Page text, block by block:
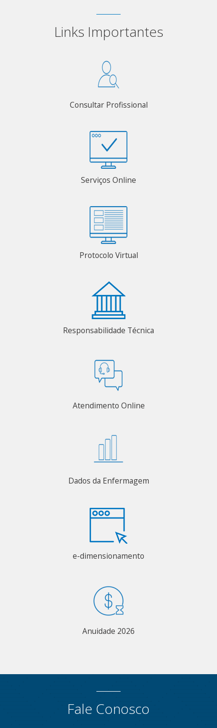
Links Importantes
Consultar Profissional
Serviços Online
Protocolo Virtual
Responsabilidade Técnica
Atendimento Online
Dados da Enfermagem
e-dimensionamento
Anuidade 2026
Fale Conosco